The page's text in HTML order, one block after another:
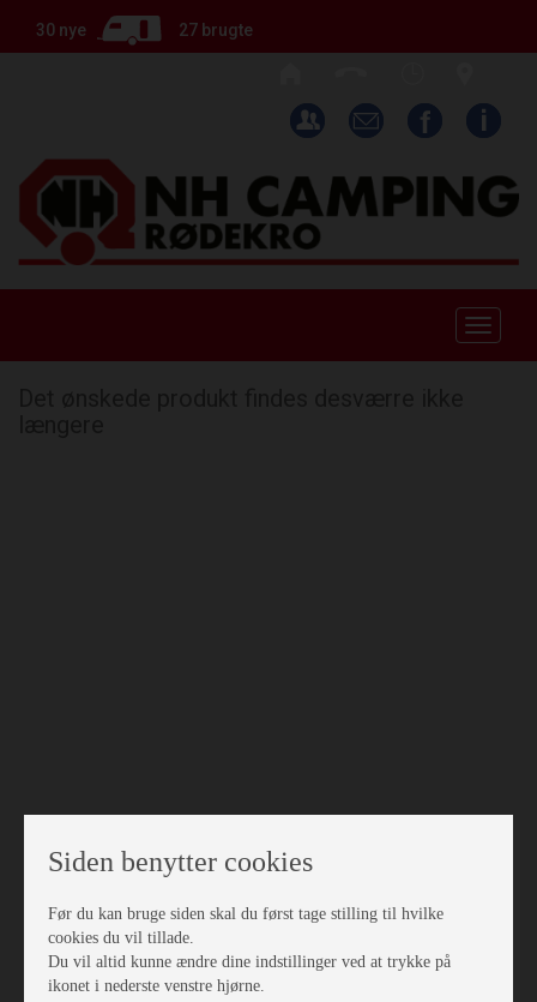
30 nye 27 brugte
Toggle
VÆRKSTED
Siden benytter cookies
Før du kan bruge siden skal du først tage stilling til hvilke
cookies du vil tillade.
Du vil altid kunne ændre dine indstillinger ved at trykke på
ikonet i nederste venstre hjørne.